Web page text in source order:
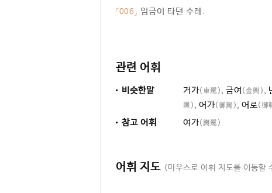
「006」 임금이 타던 수레.
관련 어휘
비슷한말 거가(車駕) , 금여 (金輿) ,
輿) , 어가(御駕) , 어로(御
참고 어휘 여가(輿駕)
어휘 지도 (마우스로 어휘 지도를 이동할